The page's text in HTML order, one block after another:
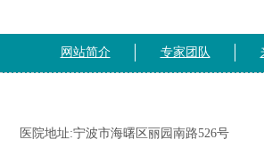
网站简介 专家团队
医院地址:宁波市海曙区丽园南路526号